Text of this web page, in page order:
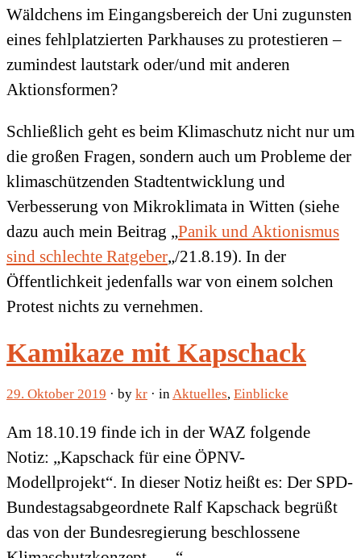
Wäldchens im Eingangsbereich der Uni zugunsten
eines fehlplatzierten Parkhauses zu protestieren –
zumindest lautstark oder/und mit anderen
Aktionsformen?
Schließlich geht es beim Klimaschutz nicht nur um
die großen Fragen, sondern auch um Probleme der
klimaschützenden Stadtentwicklung und
Verbesserung von Mikroklimata in Witten (siehe
dazu auch mein Beitrag „Panik und Aktionismus
sind schlechte Ratgeber„/21.8.19). In der
Öffentlichkeit jedenfalls war von einem solchen
Protest nichts zu vernehmen.
Kamikaze mit Kapschack
29. Oktober 2019 · by kr · inAktuelles, Einblicke
Am 18.10.19 finde ich in der WAZ folgende
Notiz: „Kapschack für eine ÖPNV-
Modellprojekt“. In dieser Notiz heißt es: Der SPD-
Bundestagsabgeordnete Ralf Kapschack begrüßt
das von der Bundesregierung beschlossene